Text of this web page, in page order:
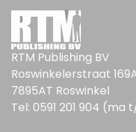
RTM Publishing BV
Roswinkelerstraat
7895AT Roswinkel
Tel: 0591 201 904 (ma